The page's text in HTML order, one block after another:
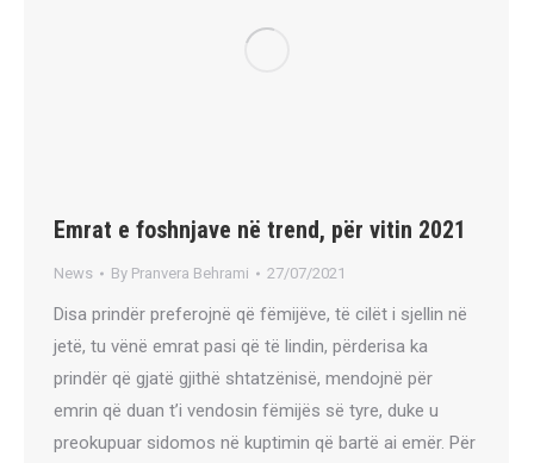
Emrat e foshnjave në trend, për vitin 2021
News By Pranvera Behrami 27/07/2021
Disa prindër preferojnë që fëmijëve, të cilët i sjellin në
jetë, tu vënë emrat pasi që të lindin, përderisa ka
prindër që gjatë gjithë shtatzënisë, mendojnë për
emrin që duan t’i vendosin fëmijës së tyre, duke u
preokupuar sidomos në kuptimin që bartë ai emër. Për